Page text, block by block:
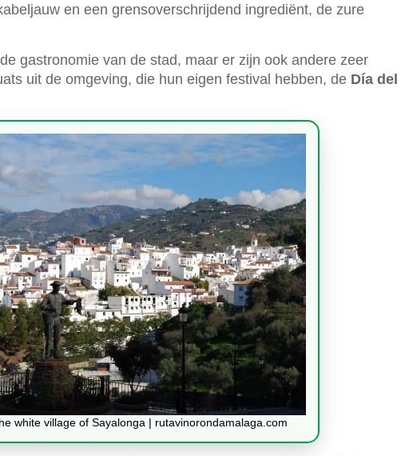
en een grensoverschrijdend ingrediënt, de zure
gastronomie van de stad, maar er zijn ook andere zeer
uit de omgeving, die hun eigen festival hebben, de Día del
white village of Sayalonga | rutavinorondamalaga.com